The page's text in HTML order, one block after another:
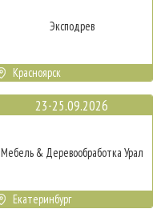
Эксподрев
Красноярск
23-25.09.2026
Мебель & Деревообработка Урал
Екатеринбург